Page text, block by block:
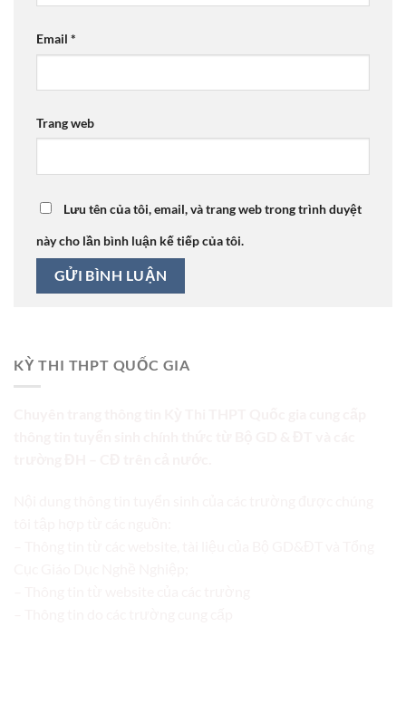
Email *
Trang web
Lưu tên của tôi, email, và trang web trong trình duyệt
này cho lần bình luận kế tiếp của tôi.
KỲ THI THPT QUỐC GIA